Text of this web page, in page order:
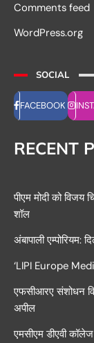
Comments feed
WordPress.org
SOCIAL
FACEBOOK
RECENT
पीएम मोदी को विजय
शॉल
अंबापाली एम्पोरियम:
‘LIPI Europe
एफसीआरए संशोधन
अपील
एमसीएम डीएवी